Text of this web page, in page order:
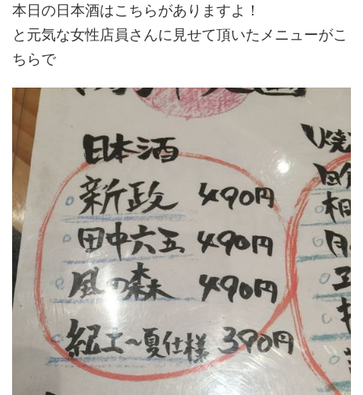
本日の日本酒はこちらがありますよ！
と元気な女性店員さんに見せて頂いたメニューがこ
ちらで